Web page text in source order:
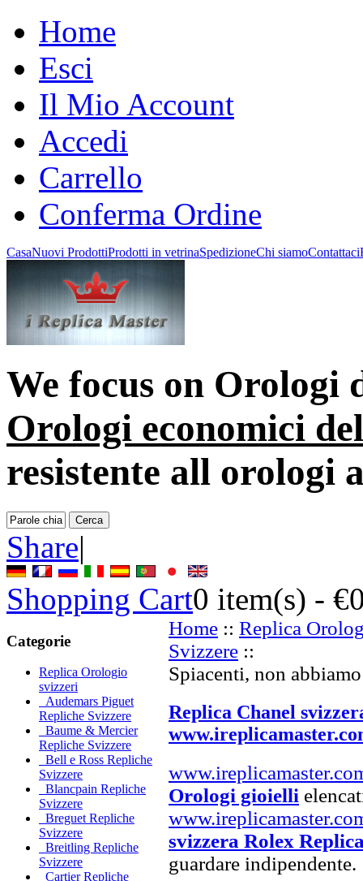
Home
Esci
Il Mio Account
Accedi
Carrello
Conferma Ordine
CasaNuovi ProdottiProdotti in vetrinaSpedizioneChi siamoContattaci
We focus on Orologi
Orologi economici
resistente all orologi
Share|
Shopping Cart0 item(s) -
Categorie
Replica Orologio
svizzeri
Audemars Piguet
Repliche Svizzere
Baume & Mercier
Repliche Svizzere
Bell e Ross Repliche
Svizzere
Blancpain Repliche
Svizzere
Breguet Repliche
Svizzere
Breitling Repliche
Svizzere
Cartier Repliche
Home :: Replica
Svizzere ::
Spiacenti, non
Replica Chanel
Orologi gioielli
svizzera Rolex
guardare indipendente.